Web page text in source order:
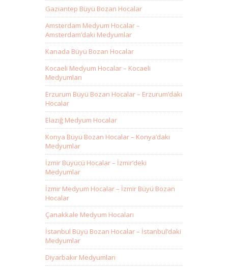
Gaziantep Büyü Bozan Hocalar
Amsterdam Medyum Hocalar –
Amsterdam’daki Medyumlar
Kanada Büyü Bozan Hocalar
Kocaeli Medyum Hocalar – Kocaeli
Medyumları
Erzurum Büyü Bozan Hocalar – Erzurum’daki
Hocalar
Elazığ Medyum Hocalar
Konya Büyü Bozan Hocalar – Konya’daki
Medyumlar
İzmir Büyücü Hocalar – İzmir’deki
Medyumlar
İzmir Medyum Hocalar – İzmir Büyü Bozan
Hocalar
Çanakkale Medyum Hocaları
İstanbul Büyü Bozan Hocalar – İstanbul’daki
Medyumlar
Diyarbakır Medyumları